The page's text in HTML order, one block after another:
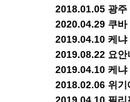
2018.01.05 광주
2020.04.29 쿠바
2019.04.10 케냐
2019.08.22 요
2019.04.10 케냐
2018.02.06 위기